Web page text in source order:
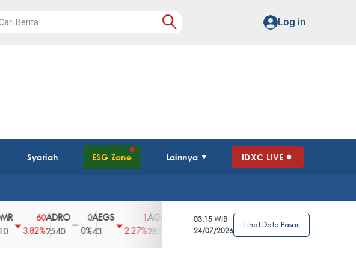
Log in
Syariah ESG Zone Lainnya IDXC LIVE
3.82%
ADRO
2540
0
0%
AEGS
2.27%2850
3.39%
AGRO
4
2.63%
0%
03.15 WIB
24/07/2026
Lihat Data Pasar